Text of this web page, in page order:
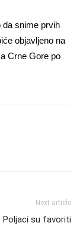
da snime prvih
objavljeno na
Crne Gore po
Next article
Poljaci su favoriti